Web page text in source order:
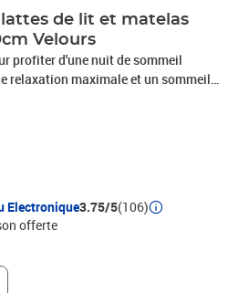
de lit et matelas
Velours
profiter d'une nuit de sommeil
relaxation maximale et un sommeil
: le tissu en velours
apportant chaleur et confort
: ce matelas à ressorts
ensachés individuels qui
pour offrir un soutien personnalisé
pression exercée dans chaque zone.
» et réduit le transfert
matelas traditionnels à ressorts
soutient le corps
Electronique3.75/5(106)
offerte